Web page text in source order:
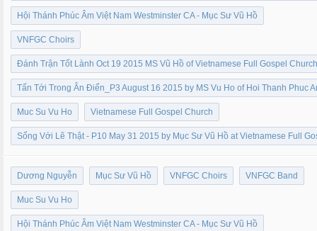
Hội Thánh Phúc Âm Việt Nam Westminster CA - Mục Sư Vũ Hồ
VNFGC Choirs
Đánh Trận Tốt Lành Oct 19 2015 MS Vũ Hồ of Vietnamese Full Gospel
Tấn Tới Trong Ân Điển_P3 August 16 2015 by MS Vu Ho of Hoi Thanh Phuc
Muc Su Vu Ho Vietnamese Full Gospel Church
Sống Với Lẽ Thật - P10 May 31 2015 by Mục Sư Vũ Hồ at Vietnamese Full
Dương Nguyễn Mục Sư Vũ Hồ VNFGC Choirs VNFGC Band
Muc Su Vu Ho
Hội Thánh Phúc Âm Việt Nam Westminster CA - Mục Sư Vũ Hồ